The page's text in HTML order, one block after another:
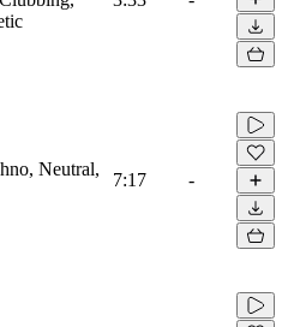
Neutral,
7:17 -